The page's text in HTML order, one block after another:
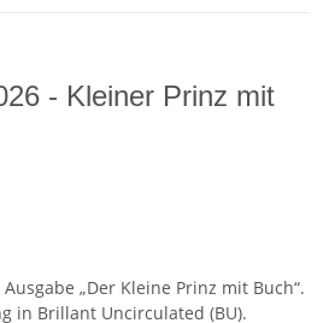
- Kleiner Prinz mit
„Der Kleine Prinz mit Buch“.
in Brillant Uncirculated (BU).